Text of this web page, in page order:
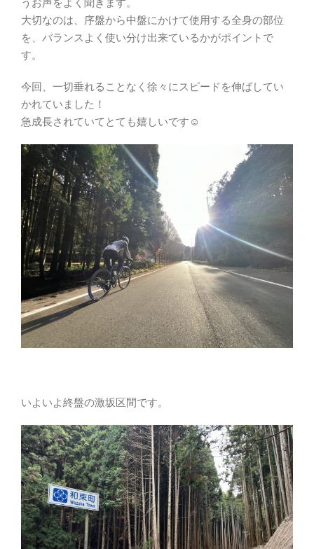
大切なのは、序盤から中盤にかけて使用する全身の部位
を、バランスよく使い分け出来ているかがポイントで
す。
今回、一切垂れることなく徐々にスピードを伸ばしてい
かれていました！
急成長されていてとても嬉しいです☺
いよいよ終盤の激坂区間です。